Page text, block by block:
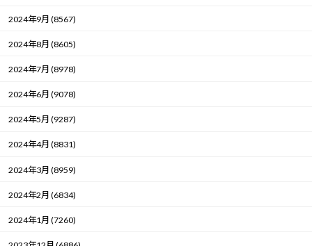
2024年9月 (8567)
2024年8月 (8605)
2024年7月 (8978)
2024年6月 (9078)
2024年5月 (9287)
2024年4月 (8831)
2024年3月 (8959)
2024年2月 (6834)
2024年1月 (7260)